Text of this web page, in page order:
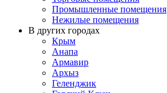
Промышленные помещения
Нежилые помещения
В других городах
Крым
Анапа
Армавир
Архыз
Геленджик